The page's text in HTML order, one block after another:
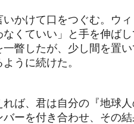
かけて口をつぐむ。ウ
なくていい」と手を伸ば
一瞥したが、少し間を置
うに続けた。
れば、君は自分の『地球
バーを付き合わせ、その